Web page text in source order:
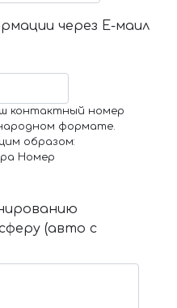
через Е-маил
контактный номер
формате.
образом:
Номер
(авто с